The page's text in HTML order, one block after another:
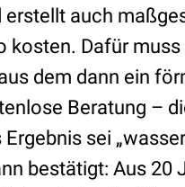
erstellt auch
kosten. Dafür
dem dann ein
Beratung –
sei
bestätigt: Aus 20